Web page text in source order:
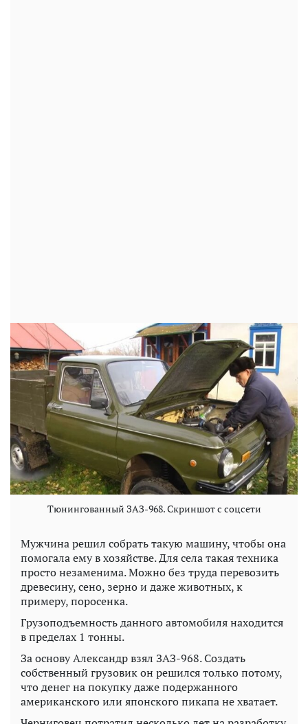
Тюнингованный ЗАЗ-968. Скриншот с соцсети
Мужчина решил собрать такую машину, чтобы она
помогала ему в хозяйстве. Для села такая техника
просто незаменима. Можно без труда перевозить
древесину, сено, зерно и даже животных, к
примеру, поросенка.
Грузоподъемность данного автомобиля находится
в пределах 1 тонны.
За основу Александр взял ЗАЗ-968. Создать
собственный грузовик он решился только потому,
что денег на покупку даже подержанного
американского или японского пикапа не хватает.